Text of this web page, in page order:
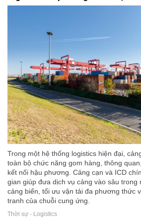
Trong một hệ thống logistics hiện đại,
toàn bộ chức năng gom hàng, thông
kết nối hậu phương. Cảng cạn và ICD
gian giúp đưa dịch vụ cảng vào sâu trong
cảng biển, tối ưu vận tải đa phương thức
tranh của chuỗi cung ứng.
Thời sự - Logistics